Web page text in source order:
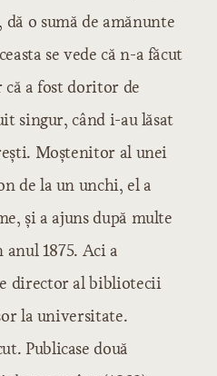
dă o sumă de amănunte
se vede că n-a făcut
că a fost doritor de
singur, când i-au lăsat
Moştenitor al unei
de la un unchi, el a
şi a ajuns după multe
1875. Aci a
director al bibliotecii
la universitate.
Publicase două